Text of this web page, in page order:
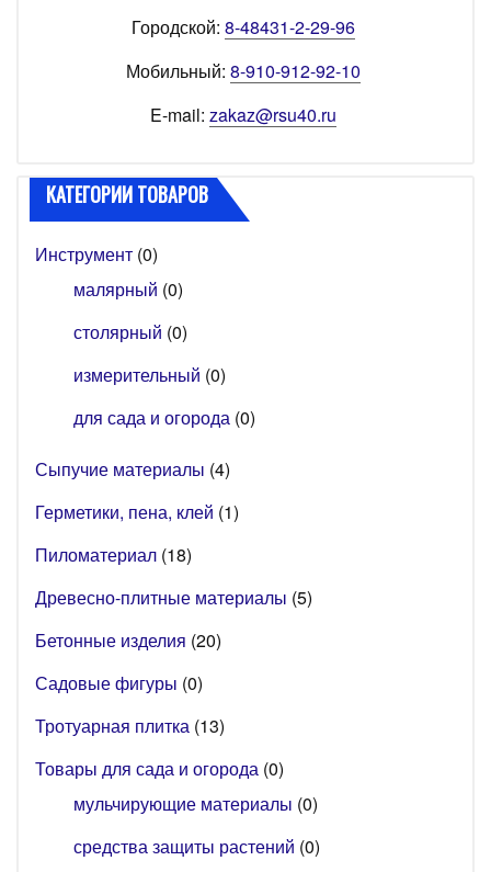
Городской: 8-48431-2-29-96
Мобильный: 8-910-912-92-10
E-mail: zakaz@rsu40.ru
КАТЕГОРИИ ТОВАРОВ
Инструмент (0)
малярный (0)
столярный (0)
измерительный (0)
для сада и огорода (0)
Сыпучие материалы (4)
Герметики, пена, клей (1)
Пиломатериал (18)
Древесно-плитные материалы (5)
Бетонные изделия (20)
Садовые фигуры (0)
Тротуарная плитка (13)
Товары для сада и огорода (0)
мульчирующие материалы (0)
средства защиты растений (0)